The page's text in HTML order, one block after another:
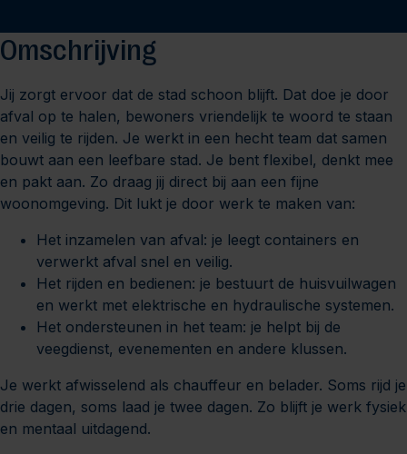
Omschrijving
Jij zorgt ervoor dat de stad schoon blijft. Dat doe je door
afval op te halen, bewoners vriendelijk te woord te staan
en veilig te rijden. Je werkt in een hecht team dat samen
bouwt aan een leefbare stad. Je bent flexibel, denkt mee
en pakt aan. Zo draag jij direct bij aan een fijne
woonomgeving. Dit lukt je door werk te maken van:
Het inzamelen van afval: je leegt containers en
verwerkt afval snel en veilig.
Het rijden en bedienen: je bestuurt de huisvuilwagen
en werkt met elektrische en hydraulische systemen.
Het ondersteunen in het team: je helpt bij de
veegdienst, evenementen en andere klussen.
Je werkt afwisselend als chauffeur en belader. Soms rijd je
drie dagen, soms laad je twee dagen. Zo blijft je werk fysiek
en mentaal uitdagend.